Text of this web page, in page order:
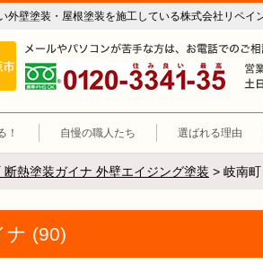
壁塗装・屋根塗装を施工している株式会社リペイ
房（外壁塗装・屋根塗装・雨漏り修理・
施工エリア 岐阜市、各務原市、羽島郡。
！ 自慢の職人たち 選ばれる理由
断熱塗装ガイナ 外壁エイジング塗装 > 岐南
(90)